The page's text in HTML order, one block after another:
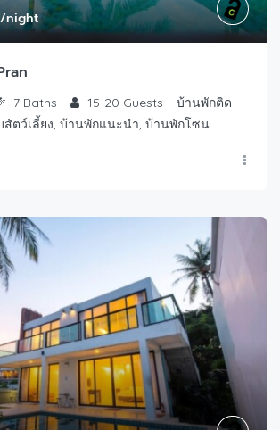
/night
7 Baths 15-20 Guests
บ้านพักติด
สัตว์เลี้ยง, บ้านพักแนะนำ, บ้านพักโซน